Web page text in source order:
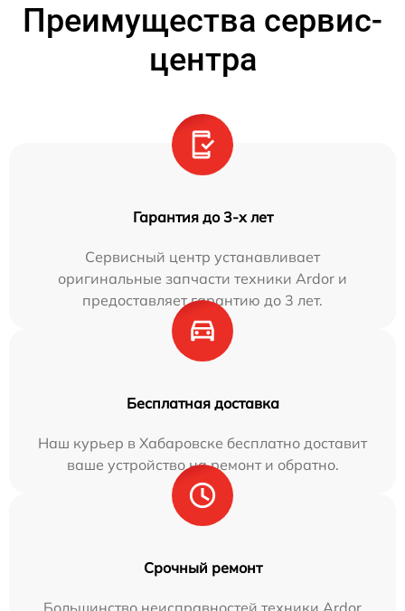
Преимущества сервис-
центра
Гарантия до 3-х лет
Сервисный центр устанавливает
оригинальные запчасти техники Ardor и
предоставляет гарантию до 3 лет.
Бесплатная доставка
Наш курьер в Хабаровске бесплатно доставит
ваше устройство на ремонт и обратно.
Срочный ремонт
Большинство неисправностей техники Ardor